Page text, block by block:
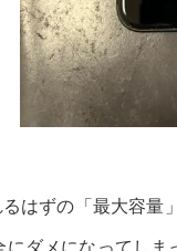
はずの「最大容